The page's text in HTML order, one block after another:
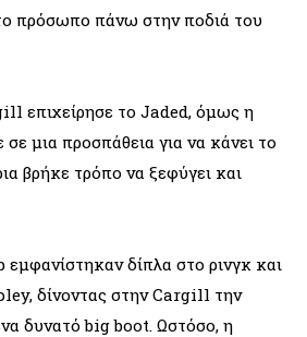
πρόσωπο πάνω στην ποδιά του
επιχείρησε το Jaded, όμως η
μια προσπάθεια για να κάνει το
βρήκε τρόπο να ξεφύγει και
δίπλα στο ρινγκ και
δίνοντας στην Cargill την
δυνατό big boot. Ωστόσο, η